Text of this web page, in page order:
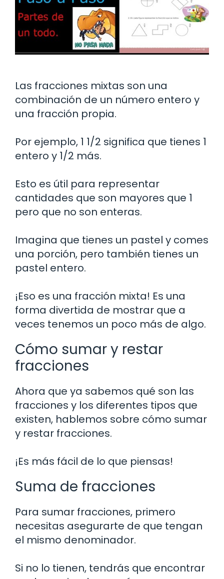
Las fracciones mixtas son una
combinación de un número entero y
una fracción propia.
Por ejemplo, 1 1/2 significa que tienes 1
entero y 1/2 más.
Esto es útil para representar
cantidades que son mayores que 1
pero que no son enteras.
Imagina que tienes un pastel y comes
una porción, pero también tienes un
pastel entero.
¡Eso es una fracción mixta! Es una
forma divertida de mostrar que a
veces tenemos un poco más de algo.
Cómo sumar y restar
fracciones
Ahora que ya sabemos qué son las
fracciones y los diferentes tipos que
existen, hablemos sobre cómo sumar
y restar fracciones.
¡Es más fácil de lo que piensas!
Suma de fracciones
Para sumar fracciones, primero
necesitas asegurarte de que tengan
el mismo denominador.
Si no lo tienen, tendrás que encontrar